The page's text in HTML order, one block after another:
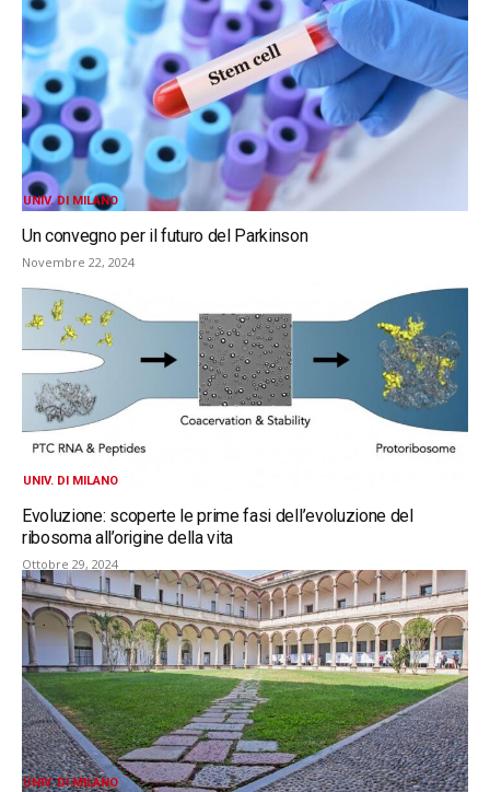
UNIV. DI MILANO
Un convegno per il futuro del Parkinson
Novembre 22, 2024
UNIV. DI MILANO
Evoluzione: scoperte le prime fasi dell’evoluzione del
ribosoma all’origine della vita
Ottobre 29, 2024
UNIV. DI MILANO